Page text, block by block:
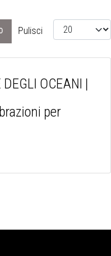
Pulisci Visualizza #
OCEANI |
per